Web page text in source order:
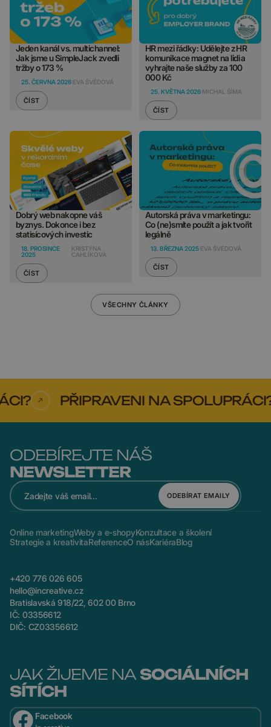
Jeden kanál vs. multichannel:
Jak jsme u SimpleJack zvedli
tržby o 173 %
25. ČERVNA 2026 EVA ŠVÉDOVÁ
ČÍST
HR mezi řádky: Udělejte z HR
komunikace magnet na lidi a
vyhrajte naše služby za 100
000 Kč
25. KVĚTNA 2026 MICHAL ŠÍMA
ČÍST
Dobrý web nakopne váš
byznys. Dokonce i bez
statisícových investic
18. PROSINCE
2025
KRISTÝNA
CAHLÍKOVÁ
ČÍST
Autorská práva v marketingu:
Co (ne)smíte použít a jak tvořit
legálně
13. BŘEZNA 2025 EVA ŠVÉDOVÁ
ČÍST
VŠECHNY ČLÁNKY
PŘIPRAVENI NA SPOLUPRÁCI?
ODEBÍREJTE NÁŠ
NEWSLETTER
ODEBÍRAT EMAILY
Online marketingWeby a e-shopyKonzultace a školení
Strategie a kreativitaReferenceO násKariéraBlog
+420 776 026 605
hello@increative.cz
Bratislavská 918/22, 602 00 Brno
IČ: 03356612
DIČ: CZ03356612
JAK ŽIJEME NA SOCIÁLNÍCH
SÍTÍCH
Facebook